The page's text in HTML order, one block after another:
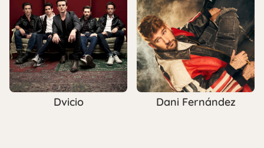
Dvicio Dani Fernández